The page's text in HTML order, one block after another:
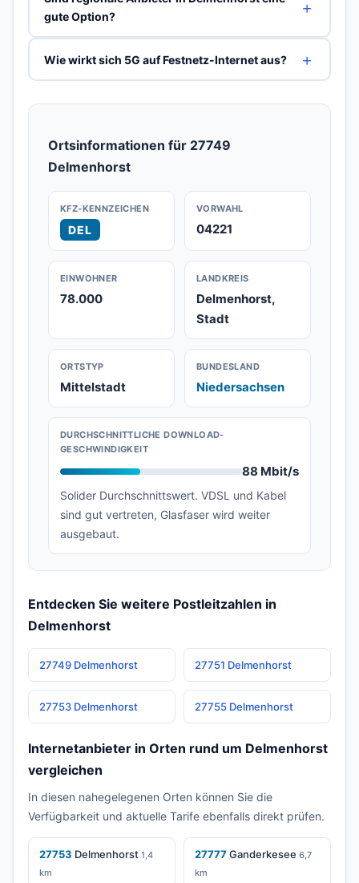
gute Option?
Wie wirkt sich 5G auf Festnetz-Internet aus?
Ortsinformationen für 27749
Delmenhorst
KFZ-KENNZEICHEN
DEL
VORWAHL
04221
EINWOHNER
78.000
LANDKREIS
Delmenhorst,
Stadt
ORTSTYP
Mittelstadt
BUNDESLAND
Niedersachsen
DURCHSCHNITTLICHE DOWNLOAD-
GESCHWINDIGKEIT
88 Mbit/s
Solider Durchschnittswert. VDSL und Kabel
sind gut vertreten, Glasfaser wird weiter
ausgebaut.
Entdecken Sie weitere Postleitzahlen in
Delmenhorst
27749 Delmenhorst 27751 Delmenhorst
27753 Delmenhorst 27755 Delmenhorst
Internetanbieter in Orten rund um Delmenhorst
vergleichen
In diesen nahegelegenen Orten können Sie die
Verfügbarkeit und aktuelle Tarife ebenfalls direkt prüfen.
27753 Delmenhorst 1,4
km
27777Ganderkesee 6,7
km